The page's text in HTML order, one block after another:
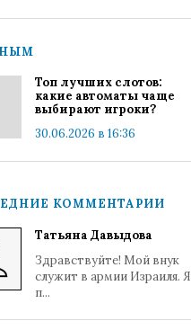
Топ лучших слотов:
какие автоматы чаще
выбирают игроки?
30.06.2026 в 16:36
КОММЕНТАРИИ
Татьяна Давыдова
Здравствуйте! Мой внук
служит в армии Израиля. Я
п...